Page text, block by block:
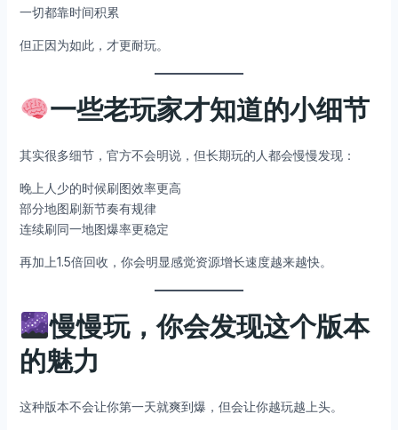
一切都靠时间积累
但正因为如此，才更耐玩。
一些老玩家才知道的小细节
其实很多细节，官方不会明说，但长期玩的人都会慢慢发现：
晚上人少的时候刷图效率更高
部分地图刷新节奏有规律
连续刷同一地图爆率更稳定
再加上1.5倍回收，你会明显感觉资源增长速度越来越快。
慢慢玩，你会发现这个版本
的魅力
这种版本不会让你第一天就爽到爆，但会让你越玩越上头。